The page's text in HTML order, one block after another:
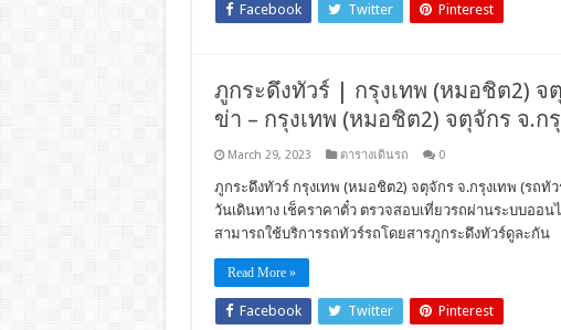
Facebook Twitter Pinterest
ภูกระดึงทัวร์ | กรุงเทพ (หมอชิต2)
ข่า – กรุงเทพ (หมอชิต2) จตุจักร จ.ก
March 29, 2023 ตารางเดินรถ 0
ภูกระดึงทัวร์ กรุงเทพ (หมอชิต2) จตุจักร จ.กรุงเทพ (รถทั
วันเดินทาง เช็คราคาตั๋ว ตรวจสอบเที่ยวรถผ่านระบบออ
สามารถใช้บริการรถทัวร์รถโดยสารภูกระดึงทัวร์ดูละกัน
Read More »
Facebook Twitter Pinterest